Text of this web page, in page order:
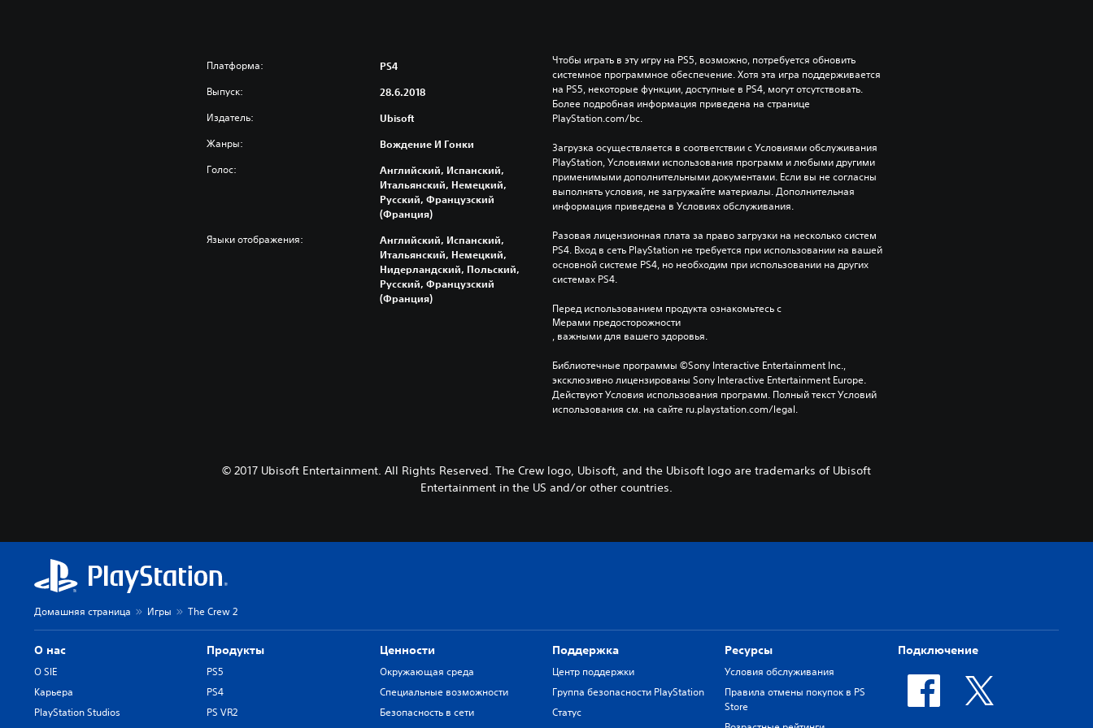
Платформа: PS4
Выпуск: 28.6.2018
Издатель: Ubisoft
Жанры: Вождение И Гонки
Голос:
Английский, Испанский,
Итальянский, Немецкий,
Русский, Французский
(Франция)
Языки отображения:
Английский, Испанский,
Итальянский, Немецкий,
Нидерландский, Польский,
Русский, Французский
(Франция)
Чтобы играть в эту игру на PS5, возможно, потребуется обновить
системное программное обеспечение. Хотя эта игра поддерживается
на PS5, некоторые функции, доступные в PS4, могут отсутствовать.
Более подробная информация приведена на странице
PlayStation.com/bc.
Загрузка осуществляется в соответствии с Условиями обслуживания
PlayStation, Условиями использования программ и любыми другими
применимыми дополнительными документами. Если вы не согласны
выполнять условия, не загружайте материалы. Дополнительная
информация приведена в Условиях обслуживания.
Разовая лицензионная плата за право загрузки на несколько систем
PS4. Вход в сеть PlayStation не требуется при использовании на вашей
основной системе PS4, но необходим при использовании на других
системах PS4.
Перед использованием продукта ознакомьтесь с
Мерами предосторожности
, важными для вашего здоровья.
Библиотечные программы ©Sony Interactive Entertainment Inc.,
эксклюзивно лицензированы Sony Interactive Entertainment Europe.
Действуют Условия использования программ. Полный текст Условий
использования см. на сайте ru.playstation.com/legal.
© 2017 Ubisoft Entertainment. All Rights Reserved. The Crew logo, Ubisoft, and the Ubisoft logo are trademarks of Ubisoft
Entertainment in the US and/or other countries.
Домашняя страница Игры The Crew 2
О нас
О SIE
Карьера
PlayStation Studios
Продукты
PS5
PS4
PS VR2
Ценности
Окружающая среда
Специальные возможности
Безопасность в сети
Поддержка
Центр поддержки
Группа безопасности PlayStation
Статус
Ресурсы
Условия обслуживания
Правила отмены покупок в PS
Store
Подключение